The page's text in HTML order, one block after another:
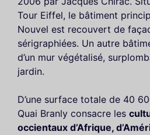
Tour Eiffel, le bâtiment
Nouvel est recouvert de
sérigraphiées. Un autre
d’un mur végétalisé,
jardin.
D’une surface totale de 40
Quai Branly consacre les
occientaux d’Afrique,